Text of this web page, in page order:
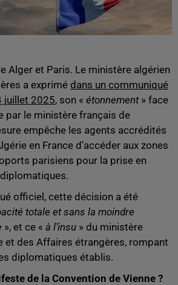
Alger et Paris. Le ministère algérien
a exprimé dans un communiqué
juillet 2025, son « étonnement» face
par le ministère français de
empêche les agents accrédités
en France d’accéder aux zones
parisiens pour la prise en
officiel, cette décision a été
totale et sans la moindre
», et ce « à l’insu » du ministère
et des Affaires étrangères, rompant
diplomatiques établis.
de la Convention de Vienne ?